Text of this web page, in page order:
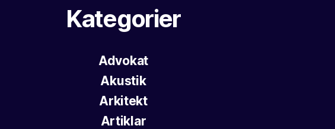
Kategorier
Advokat
Akustik
Arkitekt
Artiklar